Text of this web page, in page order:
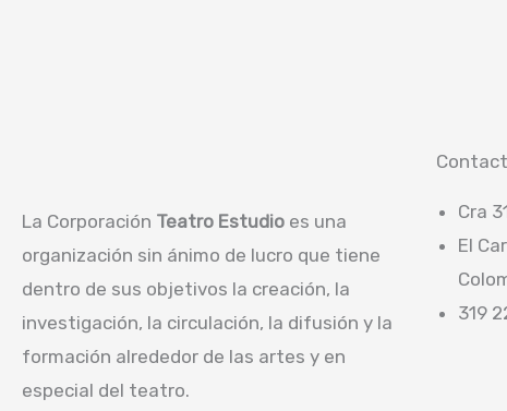
La Corporación Teatro Estudio es una
organización sin ánimo de lucro que tiene
dentro de sus objetivos la creación, la
investigación, la circulación, la difusión y la
formación alrededor de las artes y en
especial del teatro.
Cra
El
319